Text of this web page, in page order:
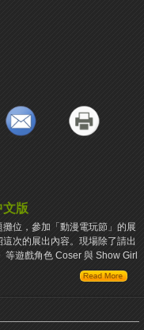
文版
位，參加「動漫電玩節」的展
次的展出內容。現場除了請出
等遊戲角色 Coser 與 Show Girl